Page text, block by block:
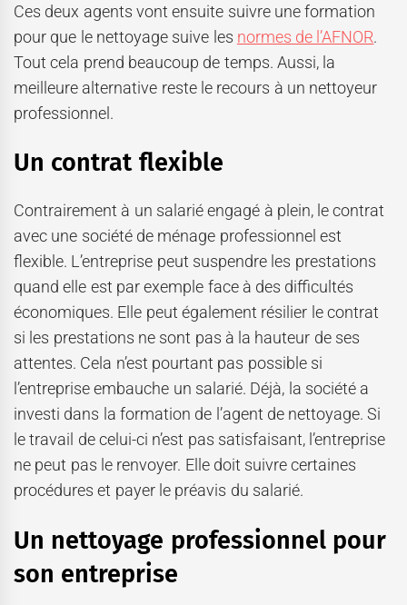
Ces deux agents vont ensuite suivre une formation
pour que le nettoyage suive les normes de l’AFNOR.
Tout cela prend beaucoup de temps. Aussi, la
meilleure alternative reste le recours à un nettoyeur
professionnel.
Un contrat flexible
Contrairement à un salarié engagé à plein, le contrat
avec une société de ménage professionnel est
flexible. L’entreprise peut suspendre les prestations
quand elle est par exemple face à des difficultés
économiques. Elle peut également résilier le contrat
si les prestations ne sont pas à la hauteur de ses
attentes. Cela n’est pourtant pas possible si
l’entreprise embauche un salarié. Déjà, la société a
investi dans la formation de l’agent de nettoyage. Si
le travail de celui-ci n’est pas satisfaisant, l’entreprise
ne peut pas le renvoyer. Elle doit suivre certaines
procédures et payer le préavis du salarié.
Un nettoyage professionnel pour
son entreprise